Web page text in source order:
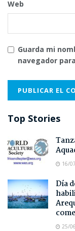
Web
Guarda mi
navegador
Top Stories
16/
Día
25/